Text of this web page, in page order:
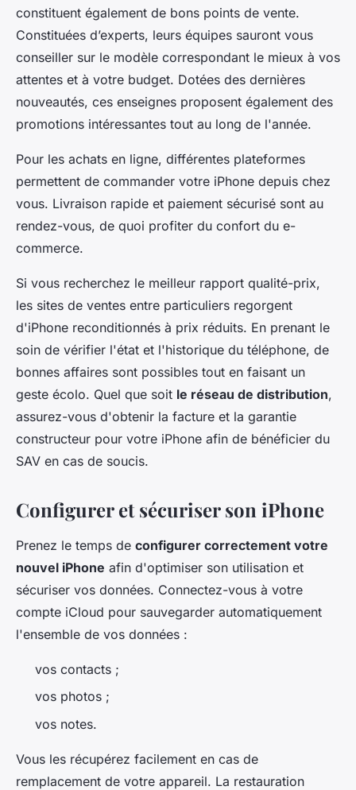
constituent également de bons points de vente.
Constituées d’experts, leurs équipes sauront vous
conseiller sur le modèle correspondant le mieux à vos
attentes et à votre budget. Dotées des dernières
nouveautés, ces enseignes proposent également des
promotions intéressantes tout au long de l'année.
Pour les achats en ligne, différentes plateformes
permettent de commander votre iPhone depuis chez
vous. Livraison rapide et paiement sécurisé sont au
rendez-vous, de quoi profiter du confort du e-
commerce.
Si vous recherchez le meilleur rapport qualité-prix,
les sites de ventes entre particuliers regorgent
d'iPhone reconditionnés à prix réduits. En prenant le
soin de vérifier l'état et l'historique du téléphone, de
bonnes affaires sont possibles tout en faisant un
geste écolo. Quel que soit le réseau de distribution,
assurez-vous d'obtenir la facture et la garantie
constructeur pour votre iPhone afin de bénéficier du
SAV en cas de soucis.
Configurer et sécuriser son iPhone
Prenez le temps de configurer correctement votre
nouvel iPhone afin d'optimiser son utilisation et
sécuriser vos données. Connectez-vous à votre
compte iCloud pour sauvegarder automatiquement
l'ensemble de vos données :
vos contacts ;
vos photos ;
vos notes.
Vous les récupérez facilement en cas de
remplacement de votre appareil. La restauration